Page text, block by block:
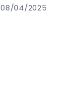
08/04/2025